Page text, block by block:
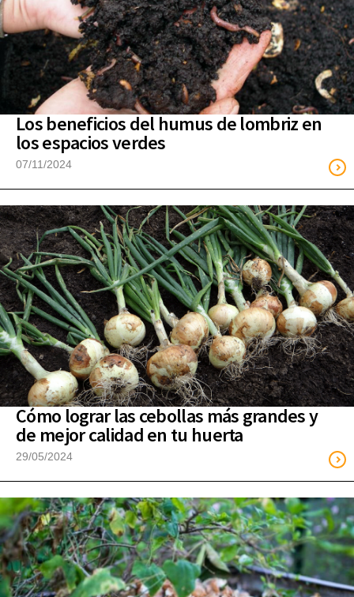
Los beneficios del humus de lombriz en
los espacios verdes
07/11/2024
Cómo lograr las cebollas más grandes y
de mejor calidad en tu huerta
29/05/2024